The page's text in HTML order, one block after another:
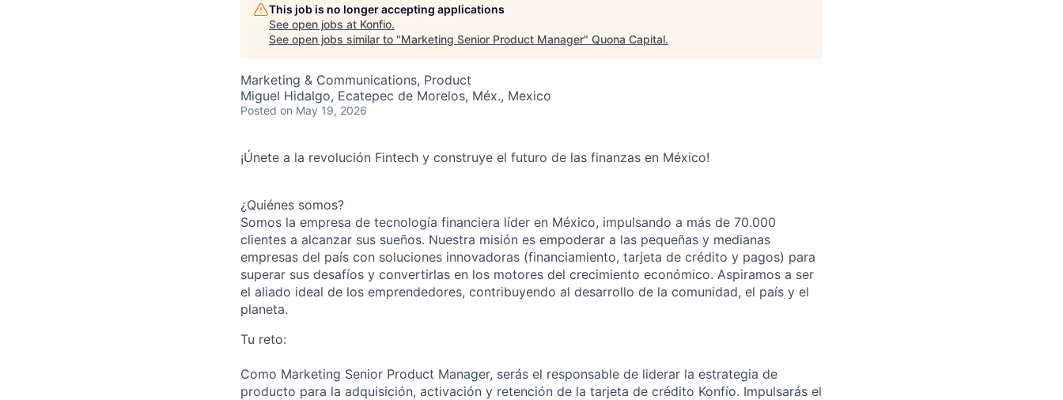
This job is no longer accepting applications
See open jobs at Konfio.
See open jobs similar to "Marketing Senior Product Manager" Quona Capital.
Marketing & Communications, Product
Miguel Hidalgo, Ecatepec de Morelos, Méx., Mexico
Posted on May 19, 2026
¡Únete a la revolución Fintech y construye el futuro de las finanzas en México!
¿Quiénes somos?
Somos la empresa de tecnología financiera líder en México, impulsando a más de 70.000
clientes a alcanzar sus sueños. Nuestra misión es empoderar a las pequeñas y medianas
empresas del país con soluciones innovadoras (financiamiento, tarjeta de crédito y pagos) para
superar sus desafíos y convertirlas en los motores del crecimiento económico. Aspiramos a ser
el aliado ideal de los emprendedores, contribuyendo al desarrollo de la comunidad, el país y el
planeta.
Tu reto:
Como Marketing Senior Product Manager, serás el responsable de liderar la estrategia de
producto para la adquisición, activación y retención de la tarjeta de crédito Konfío. Impulsarás el